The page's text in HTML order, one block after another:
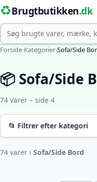
♻️Brugtbutikken.dk
Søg
Forside›Kategorier›Sofa/Side
📦 Sofa/Side
74 varer – side 4
📂 Filtrer efter kategori
74 varer i Sofa/Side Bord